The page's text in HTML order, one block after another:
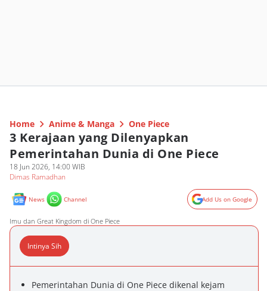
Home Anime & Manga One Piece
3 Kerajaan yang Dilenyapkan
Pemerintahan Dunia di One Piece
18 Jun 2026, 14:00 WIB
Dimas Ramadhan
News Channel Add Us on Google
Imu dan Great Kingdom di One Piece
Intinya Sih
Pemerintahan Dunia di One Piece dikenal kejam